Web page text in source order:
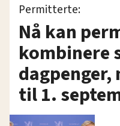
Permitterte:
Nå kan
kombinere
dagpenger,
til 1.